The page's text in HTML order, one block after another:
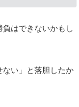
はできないかもし
ない」と落胆したか